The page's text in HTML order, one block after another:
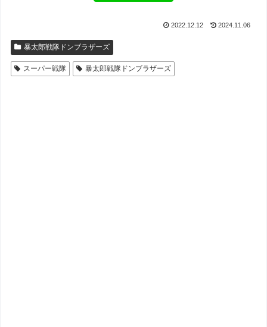
2022.12.12 2024.11.06
暴太郎戦隊ドンブラザーズ
スーパー戦隊 暴太郎戦隊ドンブラザーズ